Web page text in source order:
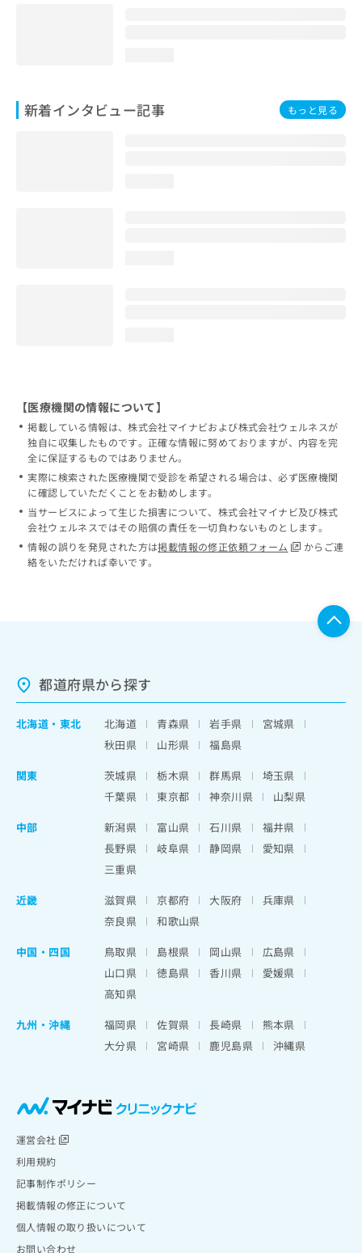
新着インタビュー記事 もっと見る
【医療機関の情報について】
掲載している情報は、株式会社マイナビおよび株式会社ウェルネスが
独自に収集したものです。正確な情報に努めておりますが、内容を完
全に保証するものではありません。
実際に検索された医療機関で受診を希望される場合は、必ず医療機関
に確認していただくことをお勧めします。
当サービスによって生じた損害について、株式会社マイナビ及び株式
会社ウェルネスではその賠償の責任を一切負わないものとします。
情報の誤りを発見された方は掲載情報の修正依頼フォーム
からご連
絡をいただければ幸いです。
都道府県から探す
北海道 ・ 東北 北海道 青森県 岩手県
宮城県
秋田県
山形県
福島県
関東
茨城県 栃木県 群馬県
埼玉県
千葉県
東京都 神奈川県
山梨県
中部
新潟県 富山県 石川県
福井県
長野県
岐阜県 静岡県
愛知県
三重県
近畿
滋賀県 京都府 大阪府
兵庫県
奈良県
和歌山県
中国・四国
鳥取県 島根県 岡山県
広島県
山口県
徳島県 香川県
愛媛県
高知県
九州・沖縄
福岡県 佐賀県 長崎県
熊本県
大分県
宮崎県 鹿児島県 沖縄県
運営会社
利用規約
記事制作ポリシー
掲載情報の修正について
個人情報の取り扱いについて
お問い合わせ